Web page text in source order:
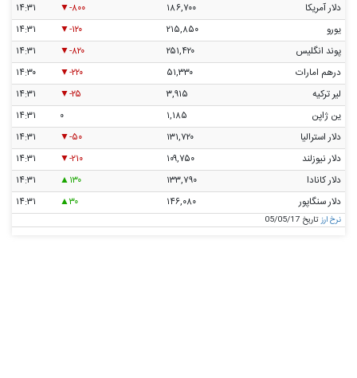
دلار آمریکا ۱۸۶,۷۰۰ -۸۰۰
۱۴:۳۱
یورو
۲۱۵,۸۵۰ -۱۲۰
۱۴:۳۱
پوند انگلیس
۲۵۱,۴۲۰ -۸۲۰
۱۴:۳۱
درهم امارات
۵۱,۳۳۰ -۲۲۰
۱۴:۳۰
لیر ترکیه
۳,۹۱۵ -۲۵
۱۴:۳۱
ین ژاپن
۱,۱۸۵ ۰
۱۴:۳۱
دلار استرالیا
۱۳۱,۷۲۰ -۵۰
۱۴:۳۱
دلار نیوزلند
۱۰۹,۷۵۰ -۲۱۰
۱۴:۳۱
دلار کانادا
۱۳۳,۷۹۰ ۱۳۰
۱۴:۳۱
دلار سنگاپور
۱۴۶,۰۸۰ ۳۰ ۱۴:۳۱
نرخ ارزتاریخ 05/05/17